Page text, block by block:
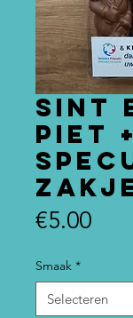
Sint
Piet +
€5.00Prijs
Smaak *